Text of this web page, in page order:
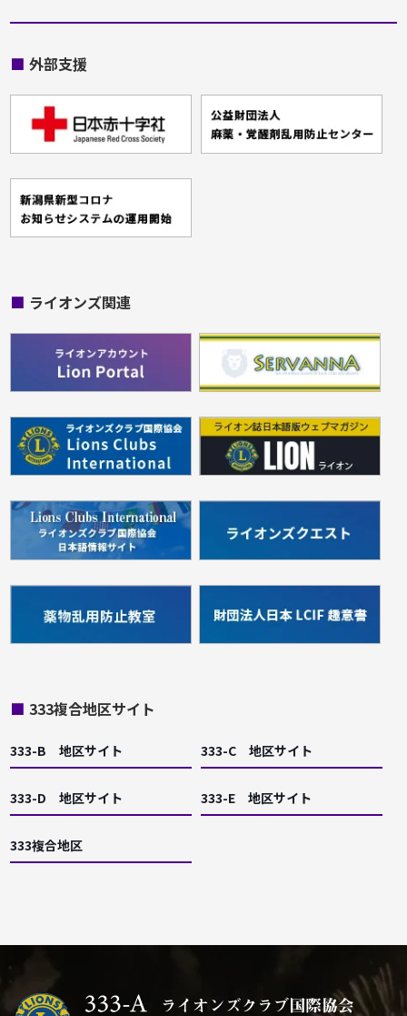
■ 外部支援
■ ライオンズ関連
■ 333複合地区サイト
333-B 地区サイト 333-C 地区サイト
333-D 地区サイト 333-E 地区サイト
333複合地区